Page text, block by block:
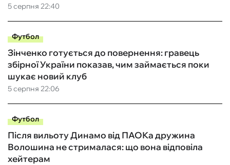
5 серпня 22:40
Футбол
5 серпня 22:06
Зінченко готується до повернення: гравець
збірної України показав, чим займається поки
шукає новий клуб
Футбол
Після вильоту Динамо від ПАОКа дружина
Волошина не стрималася: що вона відповіла
хейтерам